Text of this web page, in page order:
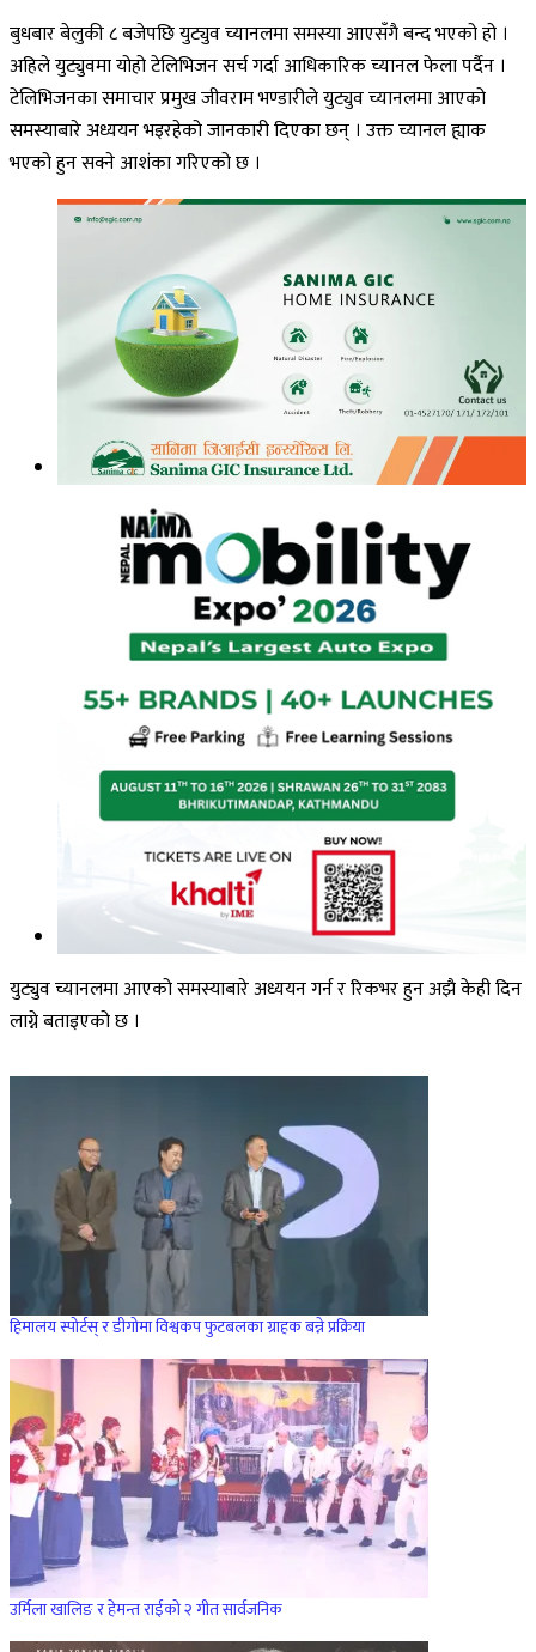
बुधबार बेलुकी ८ बजेपछि युट्युव च्यानलमा समस्या आएसँगै बन्द भएको हो ।
अहिले युट्युवमा योहो टेलिभिजन सर्च गर्दा आधिकारिक च्यानल फेला पर्दैन ।
टेलिभिजनका समाचार प्रमुख जीवराम भण्डारीले युट्युव च्यानलमा आएको
समस्याबारे अध्ययन भइरहेको जानकारी दिएका छन् । उक्त च्यानल ह्याक
भएको हुन सक्ने आशंका गरिएको छ ।
युट्युव च्यानलमा आएको समस्याबारे अध्ययन गर्न र रिकभर हुन अझै केही दिन
लाग्ने बताइएको छ ।
हिमालय स्पोर्टस् र डीगोमा विश्वकप फुटबलका ग्राहक बन्ने प्रक्रिया
उर्मिला खालिङ र हेमन्त राईको २ गीत सार्वजनिक